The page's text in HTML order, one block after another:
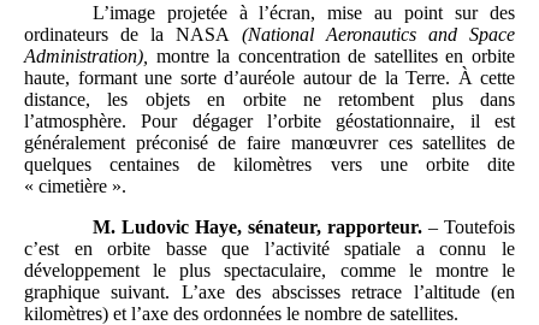
L’image projetée à l’écran, mise au point sur des
ordinateurs de la NASA (National Aeronautics and Space
Administration),
montre la concentration de satellites en orbite
haute, formant une sorte d’auréole autour de la Terre. À cette
distance, les objets en orbite ne retombent plus dans
l’atmosphère. Pour dégager l’orbite géostationnaire, il est
généralement préconisé de faire manœuvrer ces satellites de
quelques centaines de kilomètres vers une orbite dite
« cimetière ».
M. Ludovic Haye, sénateur, rapporteur.– Toutefois
c’est en orbite basse que l’activité spatiale a connu le
développement le plus spectaculaire, comme le montre le
graphique suivant. L’axe des abscisses retrace l’altitude (en
kilomètres) et l’axe des ordonnées le nombre de satellites.